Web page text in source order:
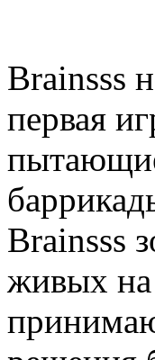
Brainsss
первая
Brainsss
живых на